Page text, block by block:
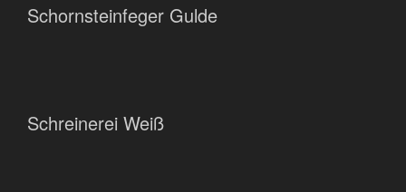
Schornsteinfeger Gulde
Schreinerei Weiß